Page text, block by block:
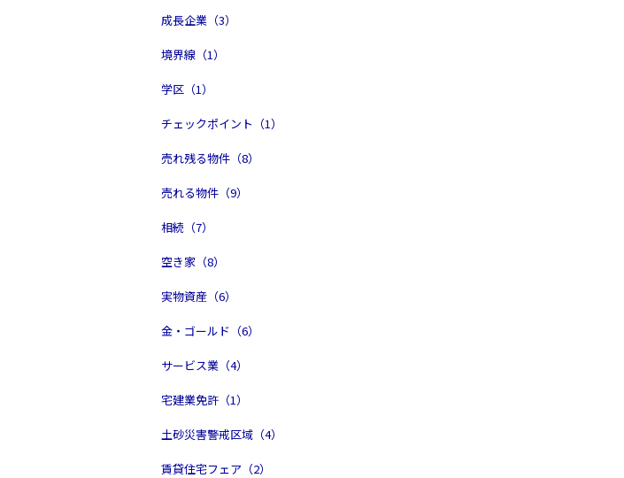
成長企業（3）
境界線（1）
学区（1）
チェックポイント（1）
売れ残る物件（8）
売れる物件（9）
相続（7）
空き家（8）
実物資産（6）
金・ゴールド（6）
サービス業（4）
宅建業免許（1）
土砂災害警戒区域（4）
賃貸住宅フェア（2）